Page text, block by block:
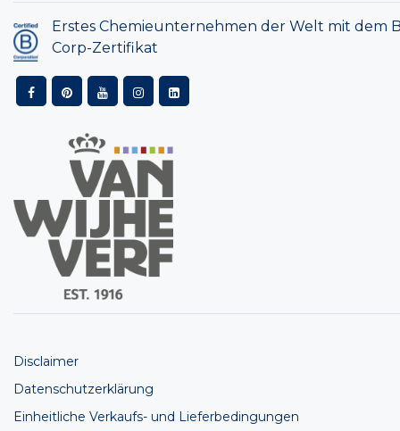
Erstes Chemieunternehmen der Welt mit dem
Corp-Zertifikat
Disclaimer
Datenschutzerklärung
Einheitliche Verkaufs- und Lieferbedingungen